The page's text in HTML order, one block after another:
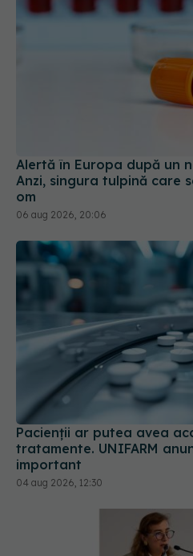
Alertă în Europa după un
Anzi, singura tulpină care
om
06 aug 2026, 20:06
Pacienții ar putea avea
tratamente. UNIFARM
important
04 aug 2026, 12:30